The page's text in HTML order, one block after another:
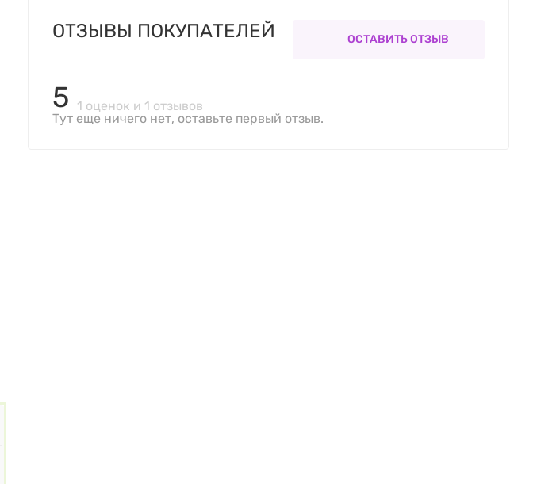
ОТЗЫВЫ ПОКУПАТЕЛЕЙ ОСТАВИТЬ ОТЗЫВ
5
1 оценок и 1 отзывов
Тут еще ничего нет, оставьте первый отзыв.